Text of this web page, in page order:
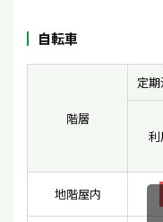
自転車
階層
定
地階屋内